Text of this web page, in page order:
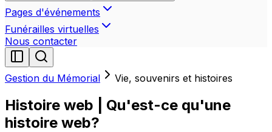
Pages d'événements
Funérailles virtuelles
Nous contacter
Gestion du Mémorial Vie, souvenirs et histoires
Histoire web | Qu'est-ce qu'une
histoire web?